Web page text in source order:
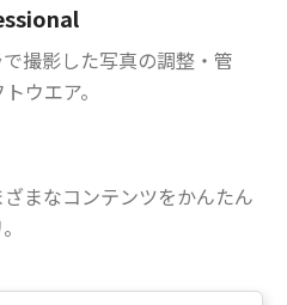
撮影した写真の調整・管
ウエア。
まなコンテンツをかんたん